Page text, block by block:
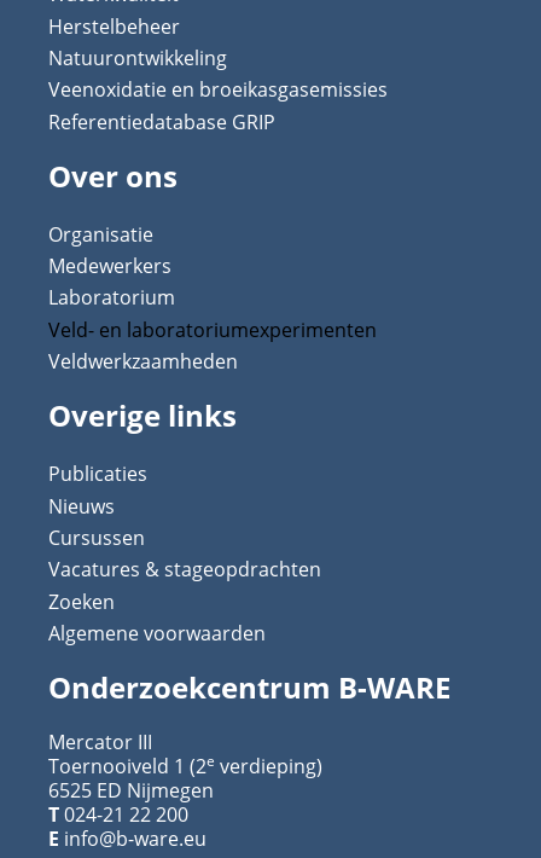
Herstelbeheer
Natuurontwikkeling
Veenoxidatie en broeikasgasemissies
Referentiedatabase GRIP
Over ons
Organisatie
Medewerkers
Laboratorium
Veld- en laboratoriumexperimenten
Veldwerkzaamheden
Overige links
Publicaties
Nieuws
Cursussen
Vacatures & stageopdrachten
Zoeken
Algemene voorwaarden
Onderzoekcentrum B-WARE
Mercator III
Toernooiveld 1 (2e verdieping)
6525 ED Nijmegen
T024-21 22 200
E info@b-ware.eu